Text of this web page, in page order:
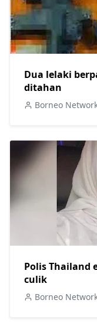
Dua lelaki
ditahan
Borneo
Polis Thailand
culik
Borneo